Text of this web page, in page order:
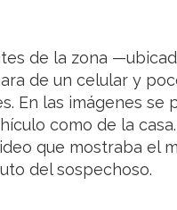
de la zona
de un celular y
En las imágenes se
como de la casa.
que mostraba el
del sospechoso.